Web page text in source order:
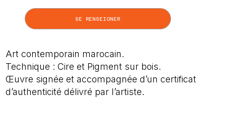
SE RENSEIGNER
Art contemporain marocain.
Technique : Cire et Pigment sur bois.
Œuvre signée et accompagnée d’un certificat
d’authenticité délivré par l’artiste.